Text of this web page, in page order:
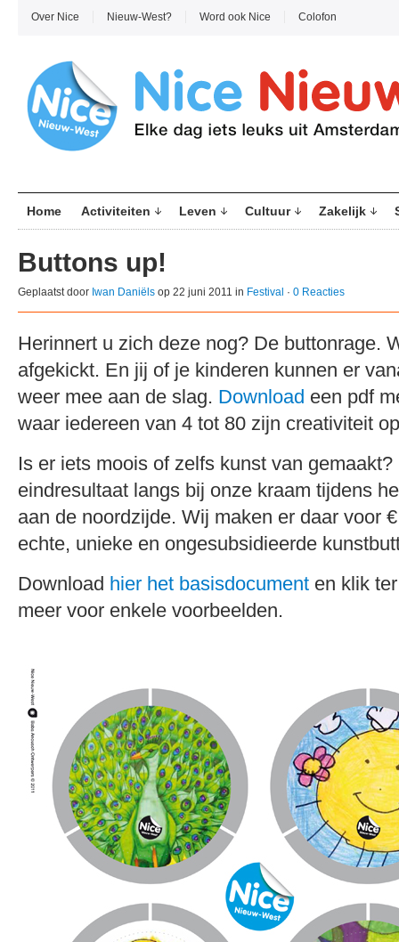
Over Nice Nieuw-West? Word ook Nice Colofon
Home Activiteiten Leven Cultuur Zakelijk
Buttons up!
Geplaatst door Iwan Daniëls op 22 juni 2011 in Festival · 0 Reacties
Herinnert u zich deze nog? De buttonrage.
afgekickt. En jij of je kinderen kunnen er
weer mee aan de slag. Download een pdf
waar iedereen van 4 tot 80 zijn creativiteit
Is er iets moois of zelfs kunst van
eindresultaat langs bij onze kraam tijdens
aan de noordzijde. Wij maken er daar voor
echte, unieke en ongesubsidieerde
Download hier het basisdocument en klik
meer voor enkele voorbeelden.